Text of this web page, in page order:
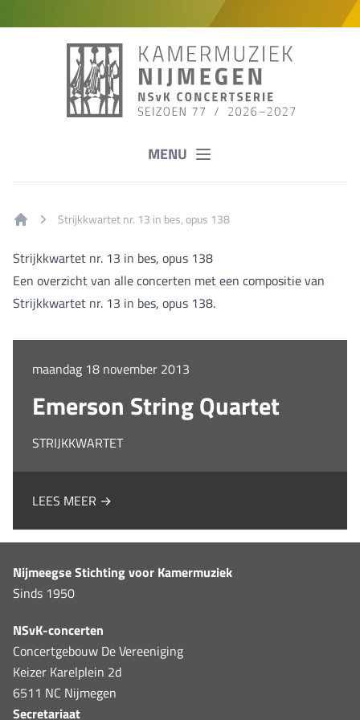
MENU
Strijkkwartet nr. 13 in bes, opus 138
Strijkkwartet nr. 13 in bes, opus 138
Een overzicht van alle concerten met een compositie van
Strijkkwartet nr. 13 in bes, opus 138.
maandag 18 november 2013
Emerson String Quartet
STRIJKKWARTET
LEES MEER →
Nijmeegse Stichting voor Kamermuziek
Sinds 1950
NSvK-concerten
Concertgebouw De Vereeniging
Keizer Karelplein 2d
6511 NC Nijmegen
Secretariaat